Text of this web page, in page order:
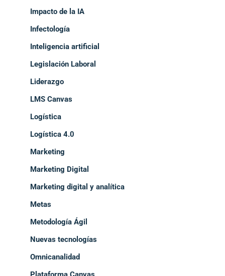
Impacto de la IA
Infectología
Inteligencia artificial
Legislación Laboral
Liderazgo
LMS Canvas
Logística
Logística 4.0
Marketing
Marketing Digital
Marketing digital y analítica
Metas
Metodología Ágil
Nuevas tecnologías
Omnicanalidad